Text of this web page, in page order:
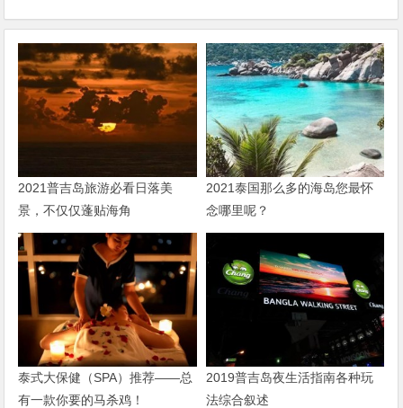
2021普吉岛旅游必看日落美
景，不仅仅蓬贴海角
2021泰国那么多的海岛您最怀
念哪里呢？
泰式大保健（SPA）推荐——总
有一款你要的马杀鸡！
2019普吉岛夜生活指南各种玩
法综合叙述